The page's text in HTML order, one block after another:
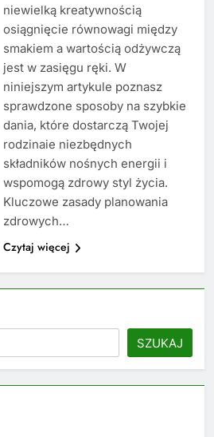
niewielką kreatywnością
osiągnięcie równowagi między
smakiem a wartością odżywczą
jest w zasięgu ręki. W
niniejszym artykule poznasz
sprawdzone sposoby na szybkie
dania, które dostarczą Twojej
rodzinaie niezbędnych
składników nośnych energii i
wspomogą zdrowy styl życia.
Kluczowe zasady planowania
zdrowych…
Czytaj więcej
SZUKAJ